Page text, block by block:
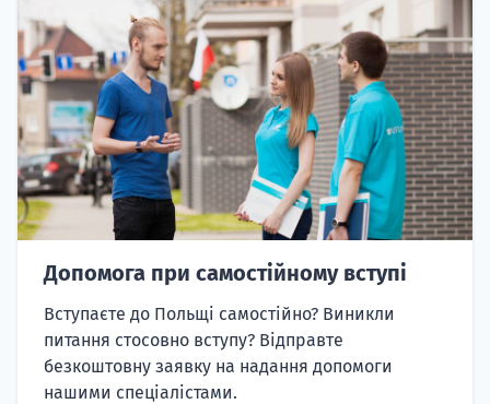
Допомога при самостійному вступі
Вступаєте до Польщі самостійно? Виникли
питання стосовно вступу? Відправте
безкоштовну заявку на надання допомоги
нашими спеціалістами.